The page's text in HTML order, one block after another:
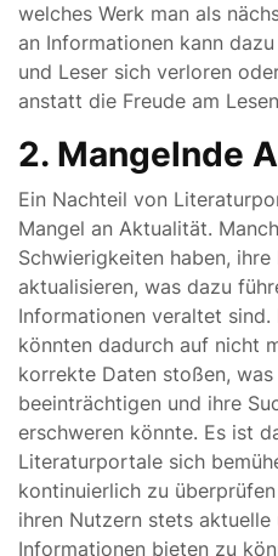
welches Werk man als
an Informationen kann
und Leser sich verloren
anstatt die Freude am
2. Mangelnde
Ein Nachteil von
Mangel an Aktualität.
Schwierigkeiten haben,
aktualisieren, was dazu
Informationen veraltet sind.
könnten dadurch auf nicht
korrekte Daten stoßen,
beeinträchtigen und ihre
erschweren könnte. Es ist
Literaturportale sich
kontinuierlich zu
ihren Nutzern stets aktuelle
Informationen bieten zu